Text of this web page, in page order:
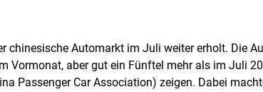
chinesische Automarkt im Juli weiter erholt. Die
Vormonat, aber gut ein Fünftel mehr als im Juli
Passenger Car Association) zeigen. Dabei